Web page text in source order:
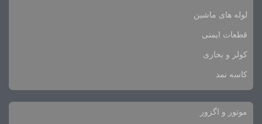
لوله های ماشین
قطعات ایمنی
کولر و بخاری
کاسه نمد
موتور و اگزور